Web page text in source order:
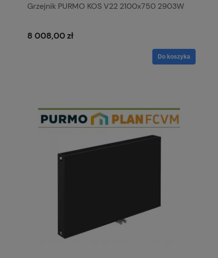
Grzejnik PURMO KOS V22 2100x750 2903W
8 008,00 zł
Do koszyka